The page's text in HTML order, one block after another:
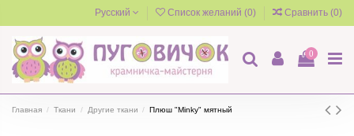
Русский Список желаний (0) Сравнить (0)
0
Главная Ткани Другие ткани Плюш "Minky" мятный